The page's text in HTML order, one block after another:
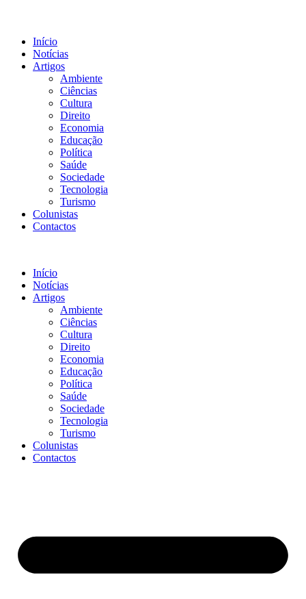
Início
Notícias
Artigos
Ambiente
Ciências
Cultura
Direito
Economia
Educação
Política
Saúde
Sociedade
Tecnologia
Turismo
Colunistas
Contactos
Início
Notícias
Artigos
Ambiente
Ciências
Cultura
Direito
Economia
Educação
Política
Saúde
Sociedade
Tecnologia
Turismo
Colunistas
Contactos